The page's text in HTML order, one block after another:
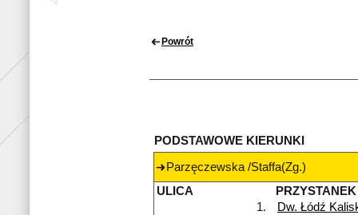
Powrót
PODSTAWOWE KIERUNKI
Parzęczewska /Staffa(Zg.)
ULICA
PRZYSTANEK
1.
Dw. Łódź